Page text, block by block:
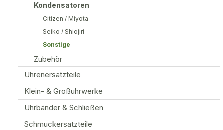
Kondensatoren
Citizen / Miyota
Seiko / Shiojiri
Sonstige
Zubehör
Uhrenersatzteile
Klein- & Großuhrwerke
Uhrbänder & Schließen
Schmuckersatzteile